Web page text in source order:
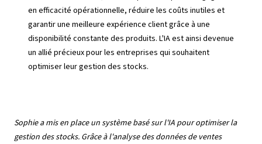
en efficacité opérationnelle, réduire les coûts inutiles et
garantir une meilleure expérience client grâce à une
disponibilité constante des produits. L'IA est ainsi devenue
un allié précieux pour les entreprises qui souhaitent
optimiser leur gestion des stocks.
Sophie a mis en place un système basé sur l'IA pour optimiser la
gestion des stocks. Grâce à l'analyse des données de ventes